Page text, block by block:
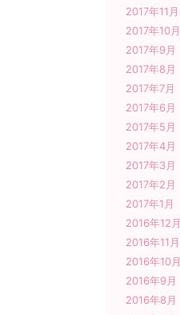
2017年11月
2017年10月
2017年9月
2017年8月
2017年7月
2017年6月
2017年5月
2017年4月
2017年3月
2017年2月
2017年1月
2016年12月
2016年11月
2016年10月
2016年9月
2016年8月